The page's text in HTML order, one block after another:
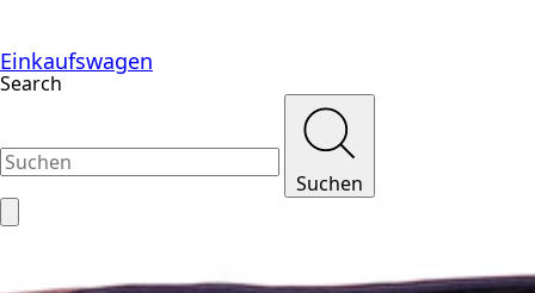
Einkaufswagen
Search
Suchen